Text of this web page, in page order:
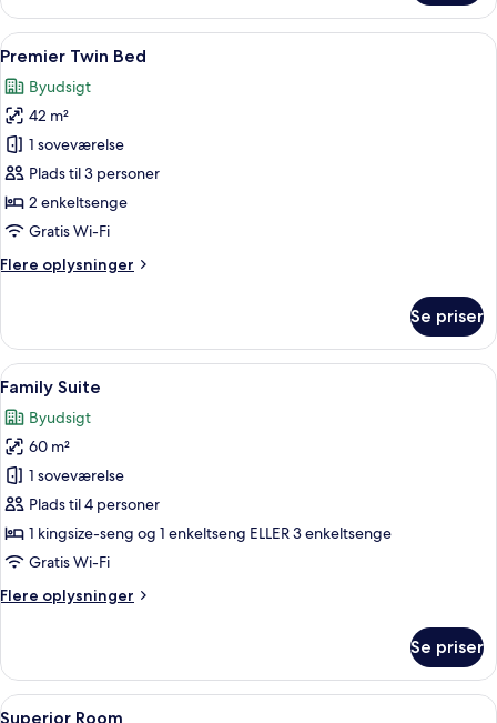
Twin
Room
Indlæs
alle
billeder
af
Premier
Twin
Bed
Et hotelværelse med to senge, et
14
Premier Twin Bed
Byudsigt
42 m²
1 soveværelse
Plads til 3 personer
2 enkeltsenge
Gratis Wi-Fi
Flere oplysninger
Flere
Twin
Bed
Se priser
Indlæs
alle
billeder
af
Family
Suite
Et hotelværelse med en stor seng,
8
Family Suite
Byudsigt
60 m²
1 soveværelse
Plads til 4 personer
1 kingsize-seng og 1 enkeltseng ELLER 3 enkeltsenge
Gratis Wi-Fi
Flere oplysninger
Flere
Suite
Se priser
Indlæs
Et hotelværelse med en stor seng,
6
Superior Room